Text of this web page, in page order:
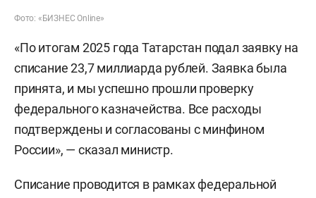
Фото: «БИЗНЕС Online»
«По итогам 2025 года Татарстан подал заявку на
списание 23,7 миллиарда рублей. Заявка была
принята, и мы успешно прошли проверку
федерального казначейства. Все расходы
подтверждены и согласованы с минфином
России», — сказал министр.
Списание проводится в рамках федеральной